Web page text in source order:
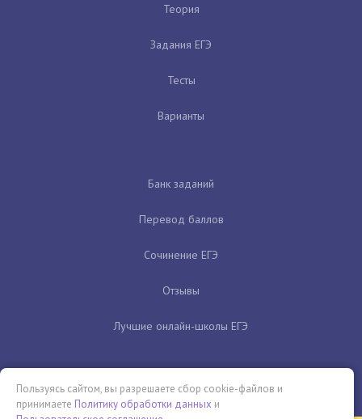
Теория
Задания ЕГЭ
Тесты
Варианты
Банк заданий
Перевод баллов
Сочинение ЕГЭ
Отзывы
Лучшие онлайн-школы ЕГЭ
Пользуясь сайтом, вы разрешаете сбор cookie-файлов и
принимаете Политику обработки данных и